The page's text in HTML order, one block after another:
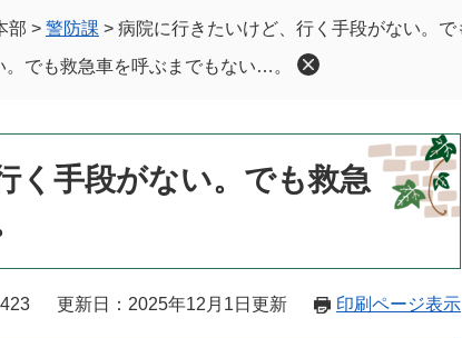
部 > 警防課 > 病院に行きたいけど、行く手段がない。
でも救急車を呼ぶまでもない…。
く手段がない。でも救急
更新日：2025年12月1日更新 印刷ページ表示